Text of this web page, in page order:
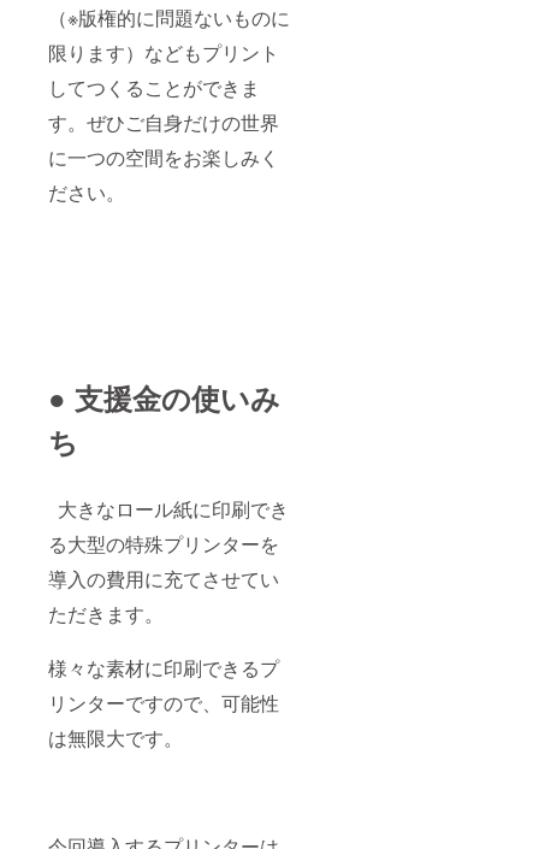
（※版権的に問題ないものに
限ります）などもプリント
してつくることができま
す。ぜひご自身だけの世界
に一つの空間をお楽しみく
ださい。
● 支援金の使いみ
ち
大きなロール紙に印刷でき
る大型の特殊プリンターを
導入の費用に充てさせてい
ただきます。
様々な素材に印刷できるプ
リンターですので、可能性
は無限大です。